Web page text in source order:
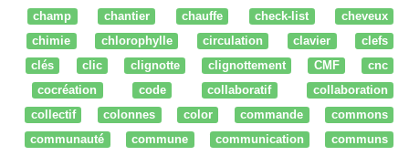
champ
chantier chauffe check-list
cheveux
chimie
chlorophylle circulation clavier
clefs
clés
clic clignotte clignottement CMF
cnc
cocréation
code collaboratif
collaboration
collectif
colonnes color commande
commons
communauté
commune communication
communs